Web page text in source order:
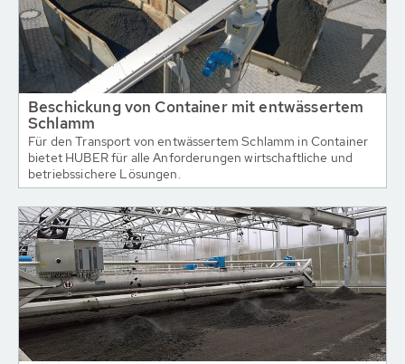
Beschickung von Container mit entwässertem
Schlamm
Für den Transport von entwässertem Schlamm in Container
bietet HUBER für alle Anforderungen wirtschaftliche und
betriebssichere Lösungen.